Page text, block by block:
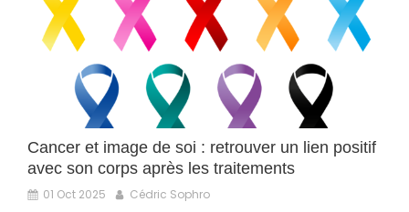
Cancer et image de soi : retrouver un lien positif
avec son corps après les traitements
01 Oct 2025 Cédric Sophro